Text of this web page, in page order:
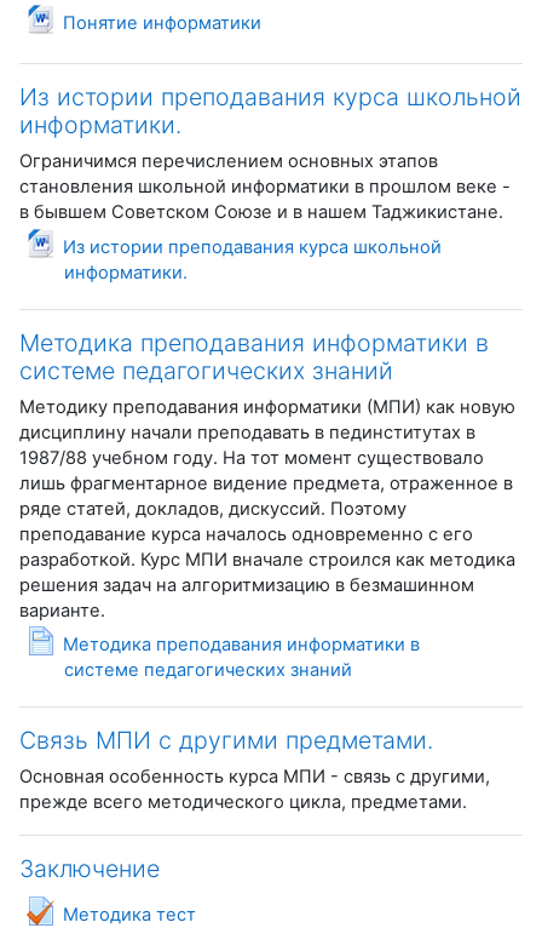
Понятие информатики
File
Из истории преподавания курса школьной
информатики.
Ограничимся перечислением основных этапов
становления школьной информати­ки в прошлом веке -
в бывшем Советском Союзе и в нашем Таджикистане.
Из истории преподавания курса школьной
информатики.
File
Методика преподавания информатики в
системе педагогических знаний
Методику преподавания информатики (МПИ) как новую
дисциплину начали пре­подавать в пединститутах в
1987/88 учебном году. На тот момент существовало
лишь фрагментарное видение предмета, отраженное в
ряде статей, докладов, дискуссий. Поэто­му
преподавание курса началось одновременно с его
разработкой. Курс МПИ вначале строился как методика
решения задач на алгоритмизацию в безмашинном
варианте.
Методика преподавания информатики в
системе педагогических знаний
Page
Связь МПИ с другими предметами.
Основная особенность курса МПИ - связь с другими,
прежде всего методического цикла, предметами.
Заключение
Методика тест
Quiz